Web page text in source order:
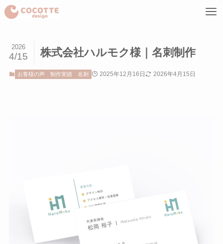
株式会社ハルモク様｜名刺制作
2026
4/15
お客様の声 制作実績 名刺 2025年12月16日 2026年4月15日